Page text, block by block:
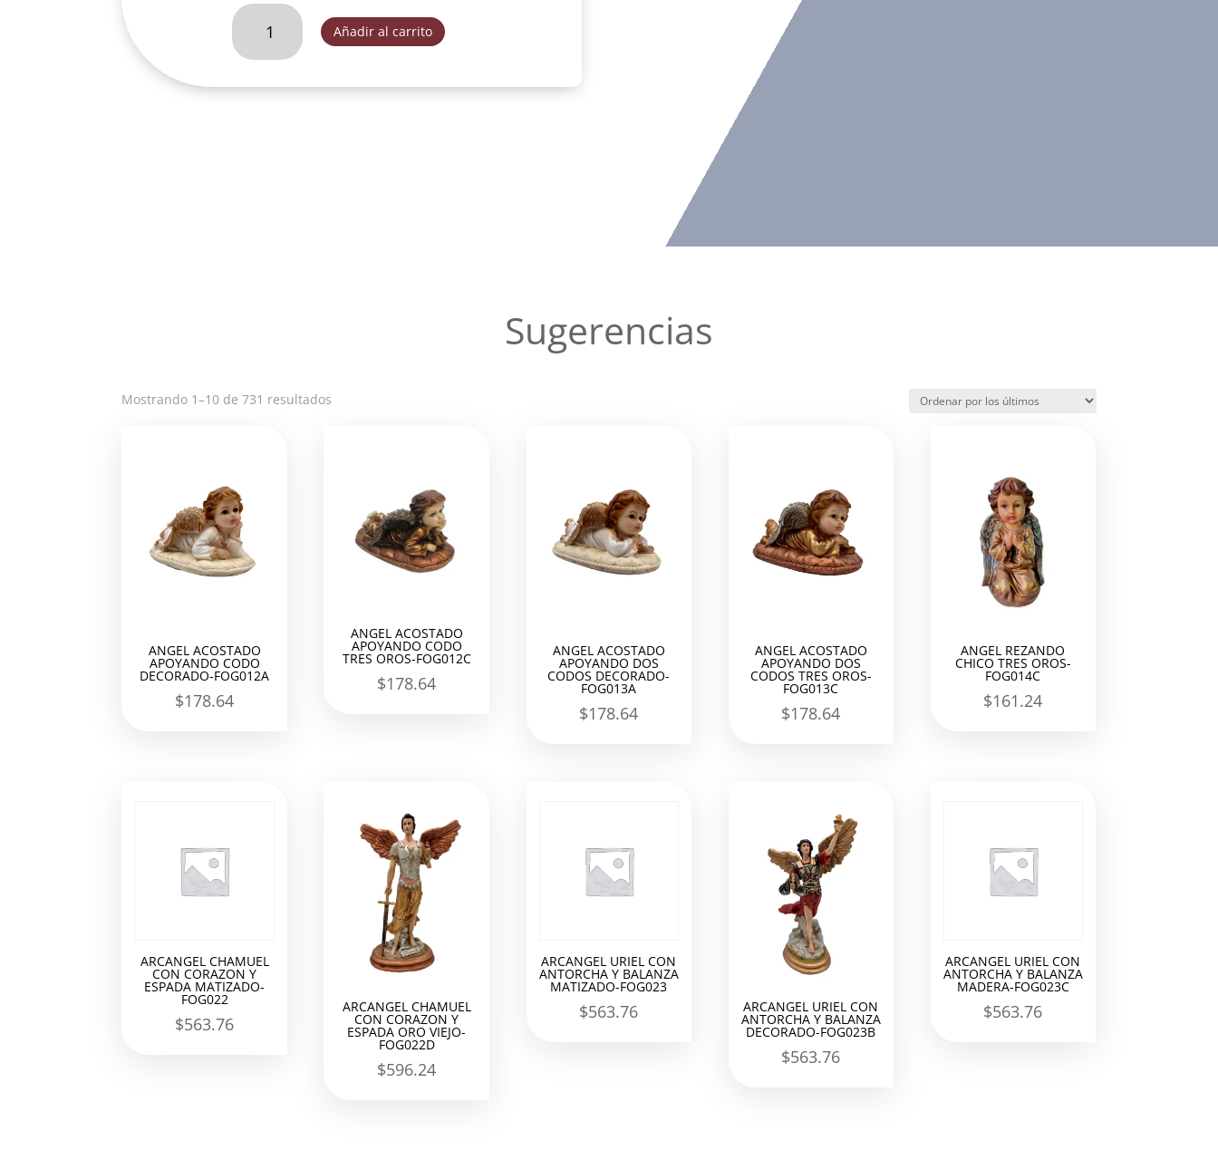
ANGEL
ACOSTADO
APOYANDO
TRES
Añadir al carrito
Sugerencias
Mostrando 1–10 de 731 resultados
ANGEL ACOSTADO
APOYANDO CODO
DECORADO-FOG012A
$178.64
ANGEL ACOSTADO
APOYANDO CODO
TRES OROS-FOG012C
$178.64
ANGEL ACOSTADO
APOYANDO DOS
CODOS DECORADO-
FOG013A
$178.64
ANGEL ACOSTADO
APOYANDO DOS
CODOS TRES OROS-
FOG013C
$178.64
ANGEL REZANDO
CHICO TRES OROS-
FOG014C
$161.24
ARCANGEL CHAMUEL
CON CORAZON Y
ESPADA MATIZADO-
FOG022
$563.76
ARCANGEL CHAMUEL
CON CORAZON Y
ESPADA ORO VIEJO-
FOG022D
$596.24
ARCANGEL URIEL CON
ANTORCHA Y BALANZA
MATIZADO-FOG023
$563.76 ARCANGEL URIEL CON
ANTORCHA Y BALANZA
DECORADO-FOG023B
$563.76
ARCANGEL URIEL CON
ANTORCHA Y BALANZA
MADERA-FOG023C
$563.76